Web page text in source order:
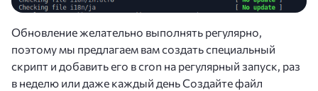
Обновление желательно выполнять регулярно,
поэтому мы предлагаем вам создать специальный
скрипт и добавить его в cron на регулярный запуск, раз
в неделю или даже каждый день Создайте файл